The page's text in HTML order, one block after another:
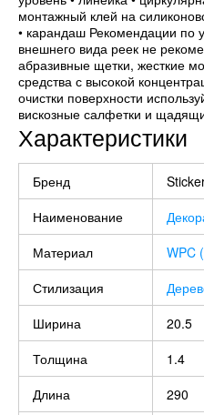
монтажный клей на
• карандаш Рекомендации по
внешнего вида реек не
абразивные щетки, жесткие
средства с высокой
очистки поверхности
вискозные салфетки и
Характеристики
Бренд
Наименование
Материал
WPC
Стилизация
Ширина
20.5
Толщина
1.4
Длина
290